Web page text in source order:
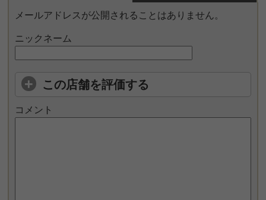
メールアドレスが公開されることはありません。
ニックネーム
この店舗を評価する
コメント